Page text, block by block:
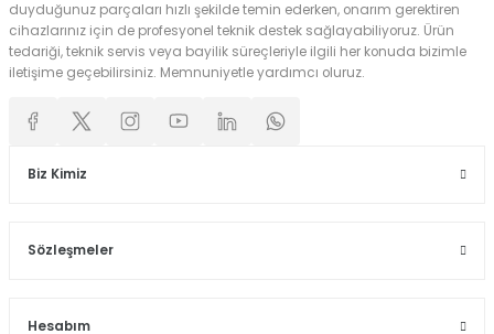
duyduğunuz parçaları hızlı şekilde temin ederken, onarım gerektiren
cihazlarınız için de profesyonel teknik destek sağlayabiliyoruz. Ürün
tedariği, teknik servis veya bayilik süreçleriyle ilgili her konuda bizimle
iletişime geçebilirsiniz. Memnuniyetle yardımcı oluruz.
Biz Kimiz
Sözleşmeler
Hesabım